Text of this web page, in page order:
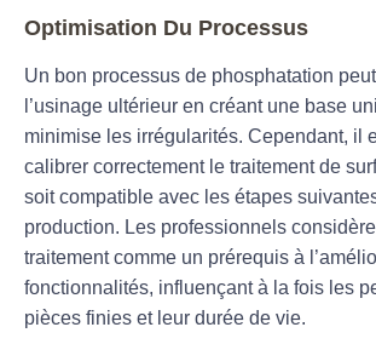
Optimisation Du Processus
Un bon processus de phosphatation
l’usinage ultérieur en créant une base
minimise les irrégularités. Cependant, il
calibrer correctement le traitement de
soit compatible avec les étapes
production. Les professionnels
traitement comme un prérequis à
fonctionnalités, influençant à la fois les
pièces finies et leur durée de vie.